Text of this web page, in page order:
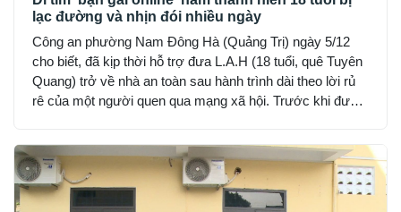
lạc đường và nhịn đói nhiều ngày
Công an phường Nam Đông Hà (Quảng Trị) ngày 5/12
cho biết, đã kịp thời hỗ trợ đưa L.A.H (18 tuổi, quê Tuyên
Quang) trở về nhà an toàn sau hành trình dài theo lời rủ
rê của một người quen qua mạng xã hội. Trước khi được